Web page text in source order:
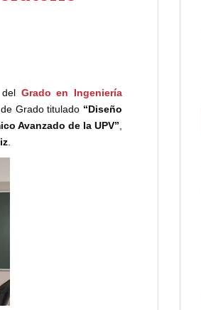
Grado en Ingeniería
Grado titulado “Diseño
Avanzado de la UPV”